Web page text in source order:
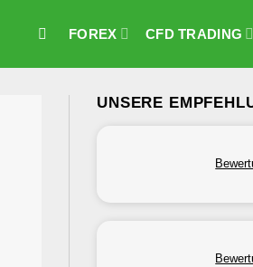
FOREX CFD TRADING
UNSERE